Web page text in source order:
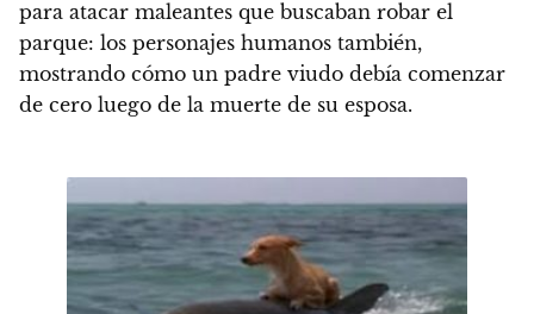
para atacar maleantes que buscaban robar el
parque: los personajes humanos también,
mostrando cómo un padre viudo debía comenzar
de cero luego de la muerte de su esposa.